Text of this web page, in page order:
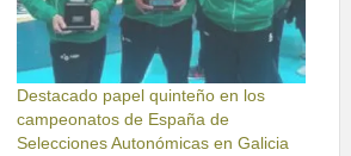
Destacado papel quinteño en los
campeonatos de España de
Selecciones Autonómicas en Galicia